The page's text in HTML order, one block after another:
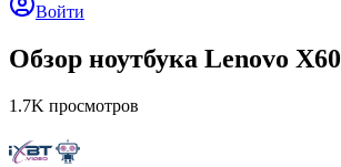
Войти
Обзор ноутбука Lenovo X60
1.7K просмотров